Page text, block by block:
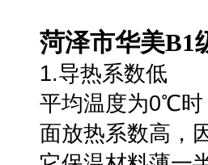
菏泽市华美B1
1.导热系数低
平均温度为0℃时
面放热系数高，